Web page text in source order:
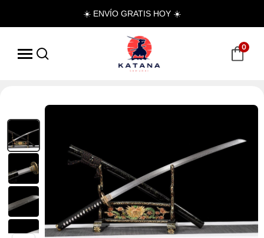
☀️ ENVÍO GRATIS HOY ☀️
0